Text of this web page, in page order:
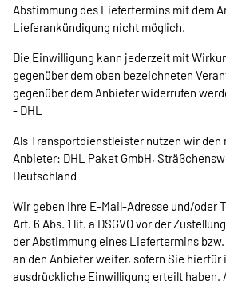
Abstimmung des Liefertermins mit dem
Lieferankündigung nicht möglich.
Die Einwilligung kann jederzeit mit
gegenüber dem oben bezeichneten
gegenüber dem Anbieter widerrufen
- DHL
Als Transportdienstleister nutzen wir den
Anbieter: DHL Paket GmbH,
Deutschland
Wir geben Ihre E-Mail-Adresse und/oder
Art. 6 Abs. 1 lit. a DSGVO vor der
der Abstimmung eines Liefertermins
an den Anbieter weiter, sofern Sie hierfür
ausdrückliche Einwilligung erteilt haben.